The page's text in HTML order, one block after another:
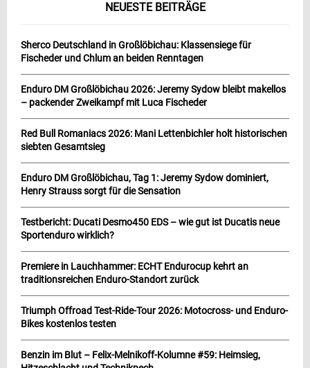
NEUESTE BEITRÄGE
Sherco Deutschland in Großlöbichau: Klassensiege für
Fischeder und Chlum an beiden Renntagen
Enduro DM Großlöbichau 2026: Jeremy Sydow bleibt makellos
– packender Zweikampf mit Luca Fischeder
Red Bull Romaniacs 2026: Mani Lettenbichler holt historischen
siebten Gesamtsieg
Enduro DM Großlöbichau, Tag 1: Jeremy Sydow dominiert,
Henry Strauss sorgt für die Sensation
Testbericht: Ducati Desmo450 EDS – wie gut ist Ducatis neue
Sportenduro wirklich?
Premiere in Lauchhammer: ECHT Endurocup kehrt an
traditionsreichen Enduro-Standort zurück
Triumph Offroad Test-Ride-Tour 2026: Motocross- und Enduro-
Bikes kostenlos testen
Benzin im Blut – Felix-Melnikoff-Kolumne #59: Heimsieg,